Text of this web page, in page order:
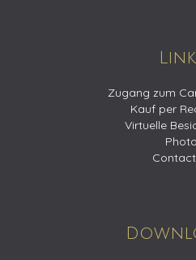
Zugang zum
Kauf per
Virtuelle
Photo